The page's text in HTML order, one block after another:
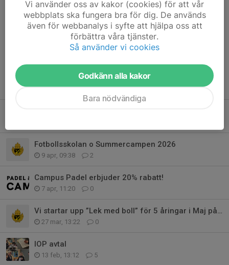
skickade en intresseanmälan för ett tag sedan, men
osäker på om man skulle få något svar på den :)
Tidigare nyheter
Fotbollsskolan o Summercampen 2026
9 apr, 09:38 2
Campus Padel erbjuder 20% rabatt!
7 apr, 11:20 0
Vi startar upp ”Lek med boll” för 5 åringar i Maj på Sportfältet
27 mar, 13:22 0
IOP avtal
13 feb, 13:12 5
Vi använder oss av kakor (cookies) för att vår
webbplats ska fungera bra för dig. De används
även för webbanalys i syfte att hjälpa oss att
förbättra våra tjänster.
Så använder vi cookies
Godkänn alla kakor
Bara nödvändiga